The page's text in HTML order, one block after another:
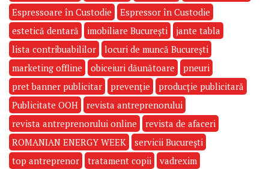
Espressoare în Custodie
Espressor în Custodie
estetică dentară
imobiliare București
jante tabla
lista contribuabililor
locuri de muncă București
marketing offline
obiceiuri dăunătoare
pneuri
pret banner publicitar
prevenție
producție publicitară
Publicitate OOH
revista antreprenorului
revista antreprenorului online
revista de afaceri
ROMANIAN ENERGY WEEK
servicii București
top antreprenor
tratament copii vadrexim